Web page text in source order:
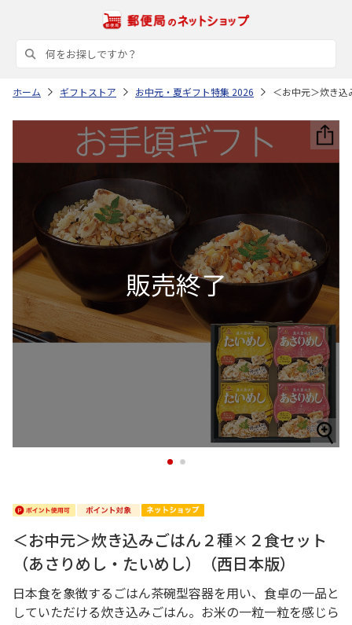
ホーム ギフトストア お中元・夏ギフト特集 2026 ＜お中元＞炊き
1 2
＜お中元＞炊き込みごはん２種×２食セット
（あさりめし・たいめし）（西日本版）
日本食を象徴するごはん茶碗型容器を用い、食卓の一品と
していただける炊き込みごはん。お米の一粒一粒を感じら